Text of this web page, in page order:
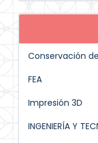
Conservación
FEA
Impresión 3D
INGENIERÍA Y